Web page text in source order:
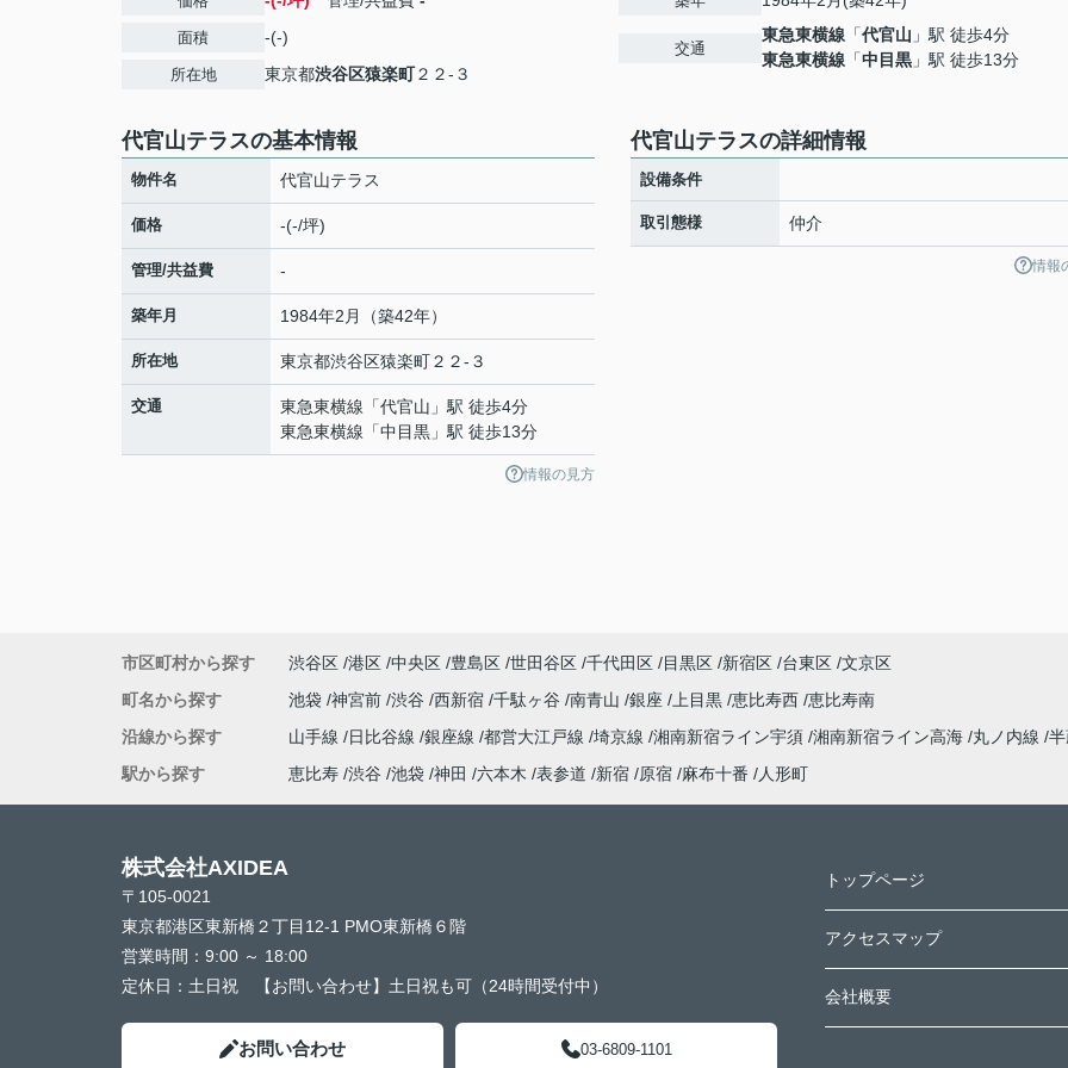
面積 -(-)
所在地 東京都渋谷区猿楽町２２-３
交通
東急東横線 「代官山 」駅 徒歩4分
東急東横線 「中目黒 」駅 徒歩13分
代官山テラスの基本情報
物件名 代官山テラス
価格 -(-/坪)
管理/共益費 -
築年月 1984年2月（築42年）
所在地 東京都渋谷区猿楽町２２-３
交通 東急東横線 「代官山 」駅 徒歩4分
東急東横線 「中目黒 」駅 徒歩13分
情報の見方
代官山テラスの詳細情報
設備条件
取引態様 仲介
情報
市区町村から探す 渋谷区 港区 中央区 豊島区 世田谷区 千代田区 目黒区 新宿区 台東区 文京区
町名から探す
池袋 神宮前 渋谷 西新宿 千駄ヶ谷 南青山 銀座 上目黒 恵比寿西 恵比寿南
沿線から探す
山手線 日比谷線 銀座線 都営大江戸線 埼京線 湘南新宿ライン宇須 湘南新宿ライン高海 丸ノ内線
駅から探す
恵比寿 渋谷 池袋 神田 六本木 表参道 新宿 原宿 麻布十番 人形町
株式会社AXIDEA
〒105-0021
東京都港区東新橋２丁目12-1 PMO東新橋６階
営業時間： 9:00 ～ 18:00
定休日： 土日祝 【お問い合わせ】土日祝も可（24時間受付中）
お問い合わせ 03-6809-1101
トップページ
アクセスマップ
会社概要